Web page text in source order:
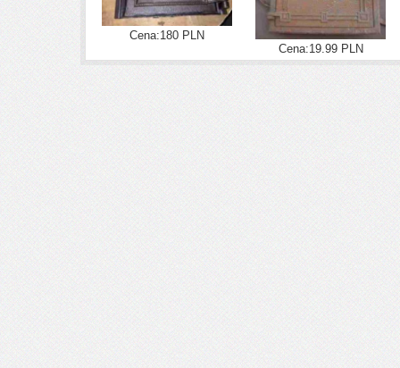
Cena:180 PLN
Cena:19.99 PLN